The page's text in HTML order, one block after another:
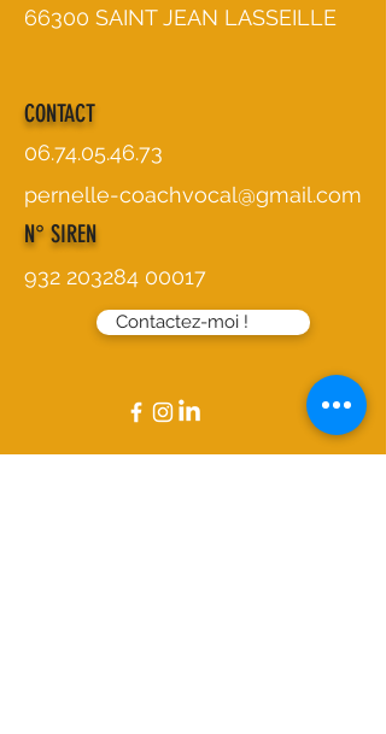
66300 SAINT JEAN LASSEILLE
CONTACT
06.74.05.46.73
pernelle-coachvocal@gmail.com
N° SIREN
932 203284 00017
Contactez-moi !